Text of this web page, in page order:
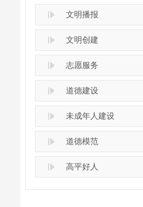
文明播报
文明创建
志愿服务
道德建设
未成年人建设
道德模范
高平好人